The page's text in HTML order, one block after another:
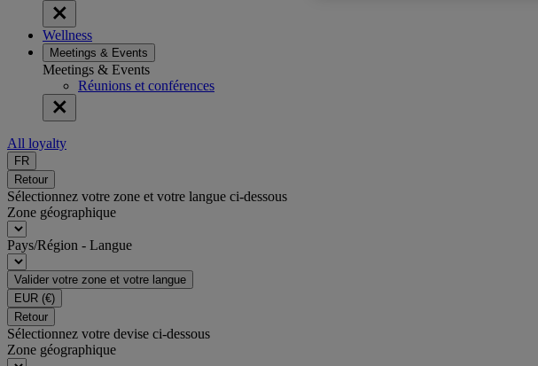
Wellness
Meetings & Events
Meetings & Events
Réunions et conférences
All loyalty
FR
Retour
Sélectionnez votre zone et votre langue ci-dessous
Zone géographique
Pays/Région - Langue
Valider votre zone et votre langue
EUR (€)
Retour
Sélectionnez votre devise ci-dessous
Zone géographique